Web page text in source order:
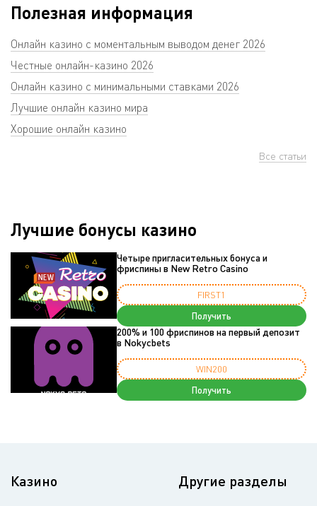
Полезная информация
Онлайн казино с моментальным выводом денег 2026
Честные онлайн-казино 2026
Онлайн казино с минимальными ставками 2026
Лучшие онлайн казино мира
Хорошие онлайн казино
Все статьи
Лучшие бонусы казино
Четыре пригласительных бонуса и
фриспины в New Retro Casino
FIRST1
Получить
200% и 100 фриспинов на первый депозит
в Nokycbets
WIN200
Получить
Казино Другие разделы